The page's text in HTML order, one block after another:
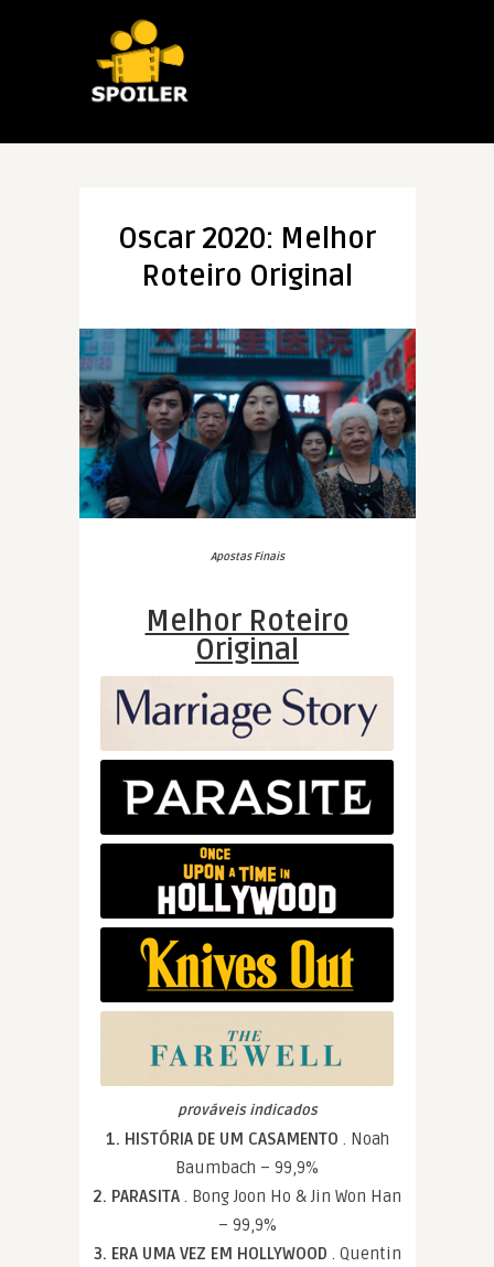
Oscar 2020: Melhor
Roteiro Original
Apostas Finais
Melhor Roteiro
Original
prováveis indicados
1. HISTÓRIA DE UM CASAMENTO . Noah
Baumbach – 99,9%
2. PARASITA . Bong Joon Ho & Jin Won Han
– 99,9%
3. ERA UMA VEZ EM HOLLYWOOD . Quentin